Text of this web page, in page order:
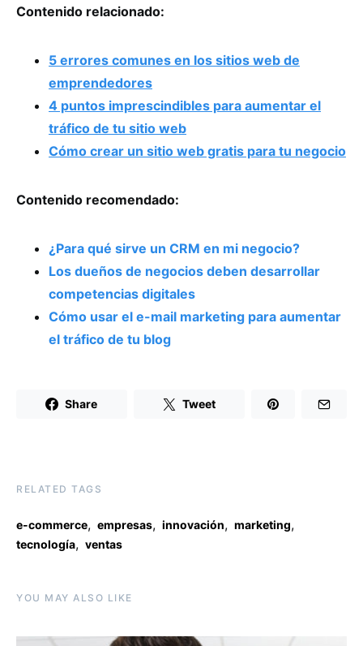
Contenido relacionado:
5 errores comunes en los sitios web de
emprendedores
4 puntos imprescindibles para aumentar el
tráfico de tu sitio web
Cómo crear un sitio web gratis para tu negocio
Contenido recomendado:
¿Para qué sirve un CRM en mi negocio?
Los dueños de negocios deben desarrollar
competencias digitales
Cómo usar el e-mail marketing para aumentar
el tráfico de tu blog
Share Tweet
RELATED TAGS
e-commerce, empresas, innovación, marketing,
tecnología, ventas
YOU MAY ALSO LIKE